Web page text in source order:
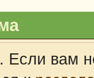
вам